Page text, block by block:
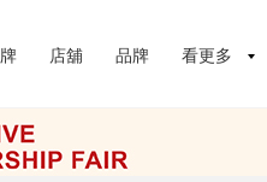
店舖 品牌 看更多